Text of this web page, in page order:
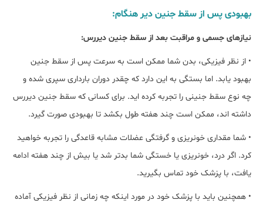
بهبودی پس از سقط جنین دیر هنگام:
نیازهای جسمی و مراقبت بعد از سقط جنین دیررس:
• از نظر فیزیکی، بدن شما ممکن است به سرعت پس از سقط جنین
بهبود یابد. اما بستگی به این دارد که چقدر دوران بارداری سپری شده و
چه نوع سقط جنینی را تجربه کرده اید. برای کسانی که سقط جنین دیررس
داشته اند، ممکن است چند هفته طول بکشد تا بهبودی صورت گیرد.
• شما مقداری خونریزی و گرفتگی عضلات مشابه قاعدگی را تجربه خواهید
کرد. اگر درد، خونریزی یا خستگی شما بدتر شد یا بیش از چند هفته ادامه
یافت، با پزشک خود تماس بگیرید.
• همچنین باید با پزشک خود در مورد اینکه چه زمانی از نظر فیزیکی آماده